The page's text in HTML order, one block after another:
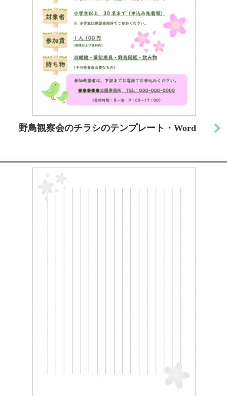
野鳥観察会のチラシのテンプレート・Word